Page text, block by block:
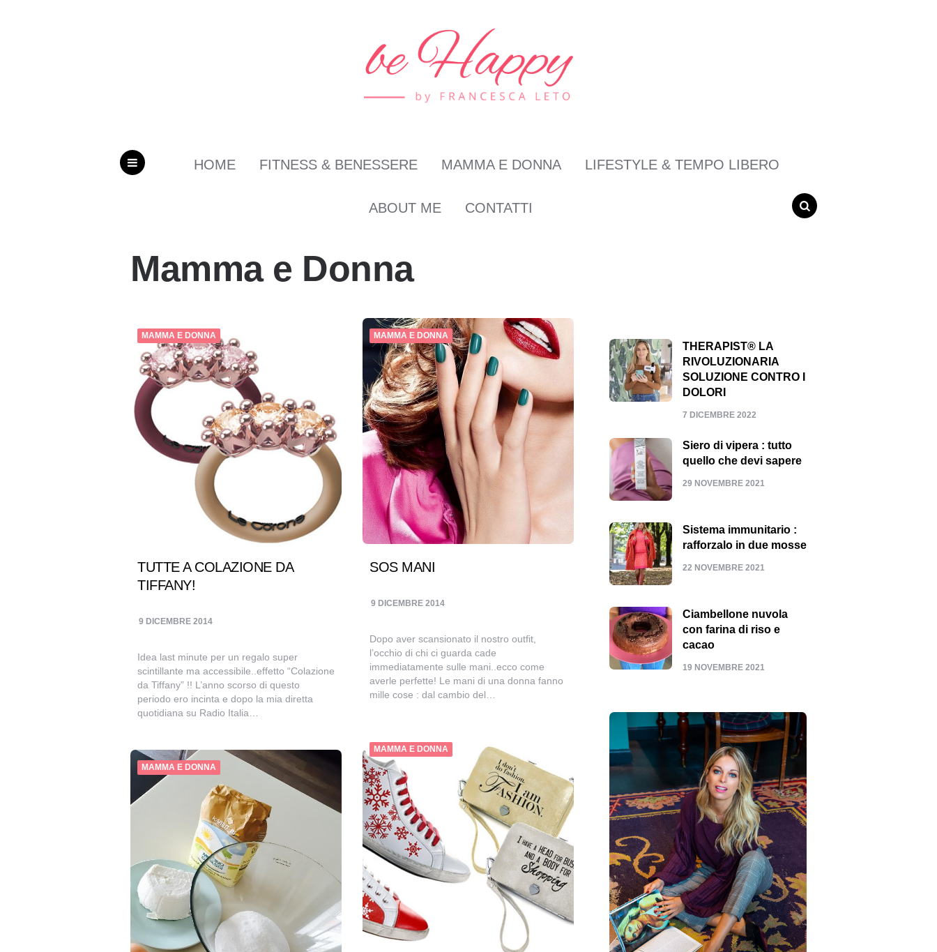
HOME FITNESS & BENESSERE MAMMA E DONNA LIFESTYLE & TEMPO LIBERO
ABOUT ME
CONTATTI
Mamma e Donna
MAMMA E DONNA
TUTTE A COLAZIONE DA
TIFFANY!
9 DICEMBRE 2014
Idea last minute per un regalo super
scintillante ma accessibile..effetto “Colazione
da Tiffany” !! L’anno scorso di questo
periodo ero incinta e dopo la mia diretta
quotidiana su Radio Italia…
MAMMA E DONNA
SOS MANI
9 DICEMBRE 2014
Dopo aver scansionato il nostro outfit,
l’occhio di chi ci guarda cade
immediatamente sulle mani..ecco come
averle perfette! Le mani di una donna fanno
mille cose : dal cambio del…
MAMMA E DONNA
MAMMA E DONNA
THERAPIST® LA
RIVOLUZIONARIA
SOLUZIONE CONTRO I
DOLORI
7 DICEMBRE 2022
Siero di vipera : tutto
quello che devi sapere
29 NOVEMBRE 2021
Sistema immunitario :
rafforzalo in due mosse
22 NOVEMBRE 2021
Ciambellone nuvola
con farina di riso e
cacao
19 NOVEMBRE 2021